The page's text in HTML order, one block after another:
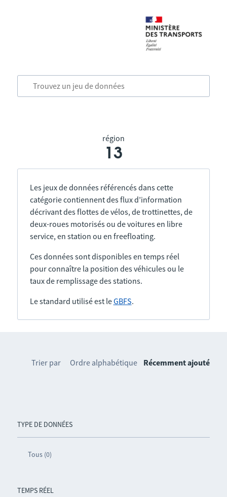
région
13
Les jeux de données référencés dans cette
catégorie contiennent des flux d’information
décrivant des flottes de vélos, de trottinettes, de
deux-roues motorisés ou de voitures en libre
service, en station ou en freefloating.
Ces données sont disponibles en temps réel
pour connaître la position des véhicules ou le
taux de remplissage des stations.
Le standard utilisé est leGBFS.
TYPE DE DONNÉES
Tous (0)
TEMPS RÉEL
Trier par Ordre alphabétique Récemment ajouté